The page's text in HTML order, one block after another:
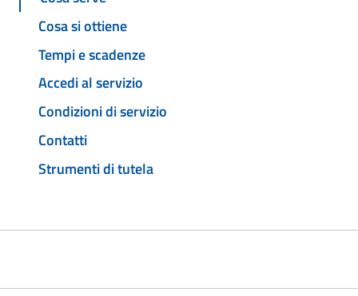
Cosa si ottiene
Tempi e scadenze
Accedi al servizio
Condizioni di servizio
Contatti
Strumenti di tutela